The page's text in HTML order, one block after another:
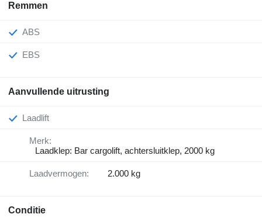
Remmen
ABS
EBS
Aanvullende uitrusting
Laadlift
Merk:
Laadklep: Bar cargolift, achtersluitklep, 2000 kg
Laadvermogen: 2.000 kg
Conditie